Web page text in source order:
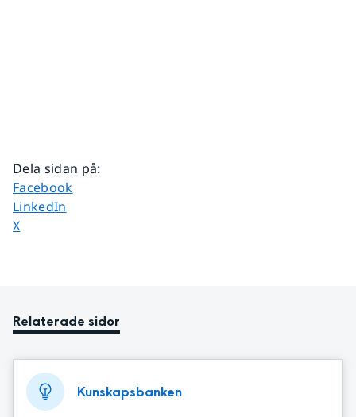
Dela sidan på:
Dela sidan på
Facebook
Dela sidan på
LinkedIn
Dela sidan på
X
Relaterade sidor
Kunskapsbanken